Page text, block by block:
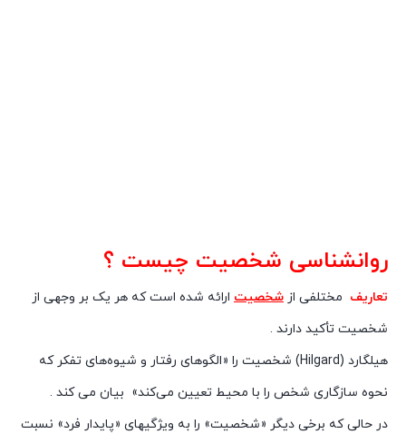
روانشناسی شخصیت چیست ؟
تعاریف مختلفی از شخصیت ارائه شده است که هر یک بر وجهی از
شخصیت تأکید دارند .
هیلگارد (Hilgard) شخصیت را «الگوهای رفتار و شیوه‌های تفکر که
نحوه سازگاری شخص را با محیط تعیین می‌کند» بیان می کند .
در حالی که برخی دیگر «شخصیت» را به ویژگیهای «پایدار فرد» نسبت